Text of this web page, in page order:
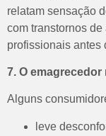
relatam sensação
com transtornos
profissionais antes
7. O
Alguns
leve